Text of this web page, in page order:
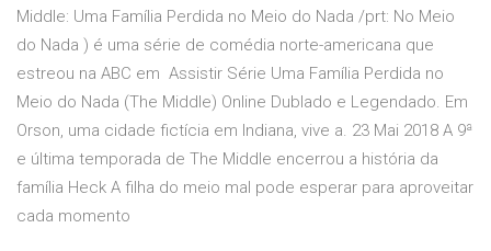
Middle: Uma Família Perdida no Meio do Nada /prt: No Meio
do Nada ) é uma série de comédia norte-americana que
estreou na ABC em Assistir Série Uma Família Perdida no
Meio do Nada (The Middle) Online Dublado e Legendado. Em
Orson, uma cidade fictícia em Indiana, vive a. 23 Mai 2018 A 9ª
e última temporada de The Middle encerrou a história da
família Heck A filha do meio mal pode esperar para aproveitar
cada momento